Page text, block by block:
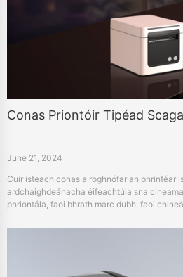
Conas Priontóir Tipéad
June 21, 2024
Cuir isteach conas a roghnófar an phrintéar
ardchaighdeánacha éifeachtúla sna
phriontála, faoi bhrath marc dubh, faoi